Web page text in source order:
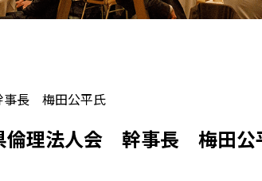
事長 梅田公平氏
倫理法人会 幹事長 梅田公